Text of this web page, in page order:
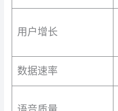
用户增长
数据速率